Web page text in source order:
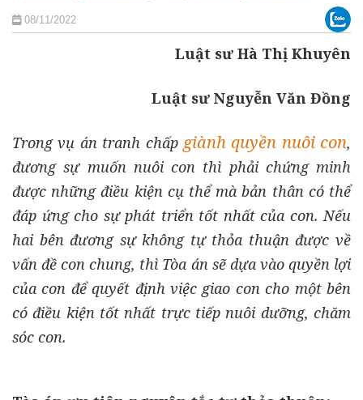
08/11/2022
Luật sư Hà Thị Khuyên
Luật sư Nguyễn Văn Đồng
Trong vụ án tranh chấp giành quyền nuôi con,
đương sự muốn nuôi con thì phải chứng minh
được những điều kiện cụ thể mà bản thân có thể
đáp ứng cho sự phát triển tốt nhất của con. Nếu
hai bên đương sự không tự thỏa thuận được về
vấn đề con chung, thì Tòa án sẽ dựa vào quyền lợi
của con để quyết định việc giao con cho một bên
có điều kiện tốt nhất trực tiếp nuôi dưỡng, chăm
sóc con.